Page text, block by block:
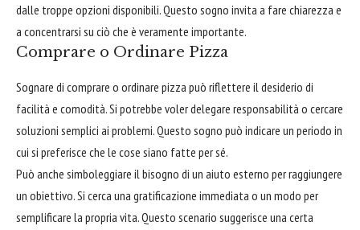
dalle troppe opzioni disponibili. Questo sogno invita a fare chiarezza e
a concentrarsi su ciò che è veramente importante.
Comprare o Ordinare Pizza
Sognare di comprare o ordinare pizza può riflettere il desiderio di
facilità e comodità. Si potrebbe voler delegare responsabilità o cercare
soluzioni semplici ai problemi. Questo sogno può indicare un periodo in
cui si preferisce che le cose siano fatte per sé.
Può anche simboleggiare il bisogno di un aiuto esterno per raggiungere
un obiettivo. Si cerca una gratificazione immediata o un modo per
semplificare la propria vita. Questo scenario suggerisce una certa